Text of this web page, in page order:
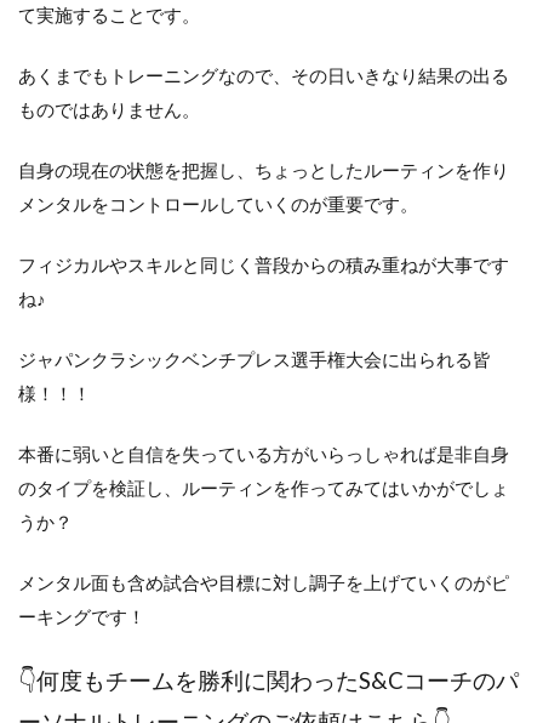
て実施することです。
あくまでもトレーニングなので、その日いきなり結果の出る
ものではありません。
自身の現在の状態を把握し、ちょっとしたルーティンを作り
メンタルをコントロールしていくのが重要です。
フィジカルやスキルと同じく普段からの積み重ねが大事です
ね♪
ジャパンクラシックベンチプレス選手権大会に出られる皆
様！！！
本番に弱いと自信を失っている方がいらっしゃれば是非自身
のタイプを検証し、ルーティンを作ってみてはいかがでしょ
うか？
メンタル面も含め試合や目標に対し調子を上げていくのがピ
ーキングです！
👇何度もチームを勝利に関わったS&Cコーチのパ